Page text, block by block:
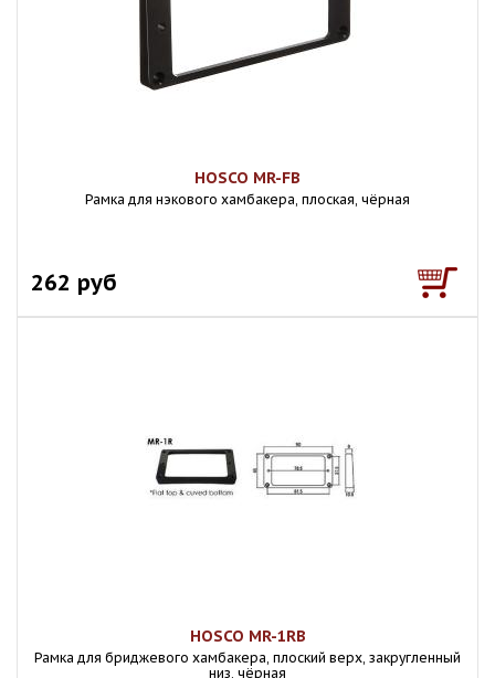
HOSCO MR-FB
Рамка для нэкового хамбакера, плоская, чёрная
262 руб
HOSCO MR-1RB
Рамка для бриджевого хамбакера, плоский верх, закругленный
низ, чёрная